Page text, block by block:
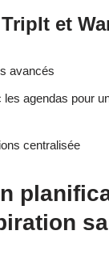
et
avancés
agendas pour
centralisée